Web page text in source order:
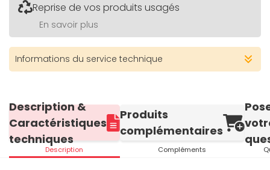
Reprise de vos produits usagés
En savoir plus
Informations du service technique
Description &
Caractéristiques
techniques
Description
Produits
complémentaires
Compléments